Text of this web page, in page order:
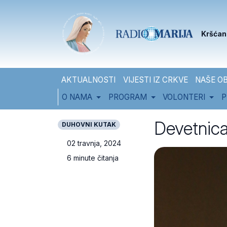
AKTUALNOSTI VIJESTI IZ CRKVE
NAŠE
O NAMA
PROGRAM VOLONTERI
DUHOVNI KUTAK
02 travnja, 2024
6 minute čitanja